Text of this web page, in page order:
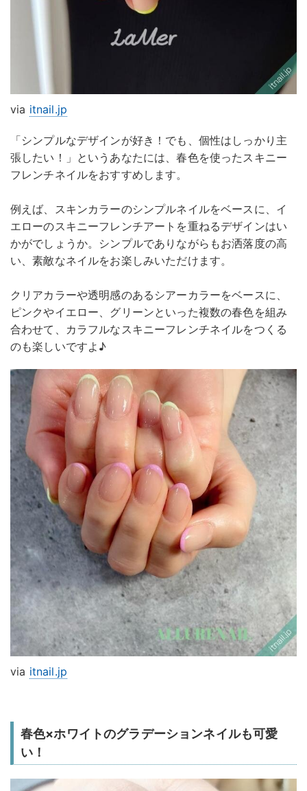
via itnail.jp
「シンプルなデザインが好き！でも、個性はしっかり主
張したい！」というあなたには、春色を使ったスキニー
フレンチネイルをおすすめします。
例えば、スキンカラーのシンプルネイルをベースに、イ
エローのスキニーフレンチアートを重ねるデザインはい
かがでしょうか。シンプルでありながらもお洒落度の高
い、素敵なネイルをお楽しみいただけます。
クリアカラーや透明感のあるシアーカラーをベースに、
ピンクやイエロー、グリーンといった複数の春色を組み
合わせて、カラフルなスキニーフレンチネイルをつくる
のも楽しいですよ♪
via itnail.jp
春色×ホワイトのグラデーションネイルも可愛
い！